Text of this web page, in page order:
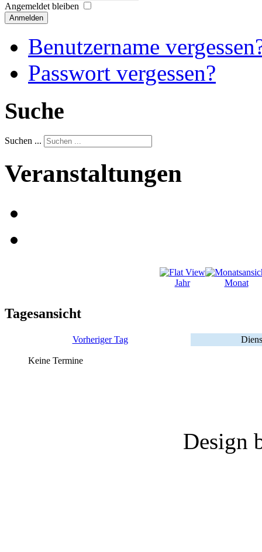
Angemeldet bleiben
Anmelden
Benutzername
Passwort vergessen?
Suche
Suchen ...
Veranstaltungen
Jahr Monat
Tagesansicht
Vorheriger Tag
Keine Termine
Design